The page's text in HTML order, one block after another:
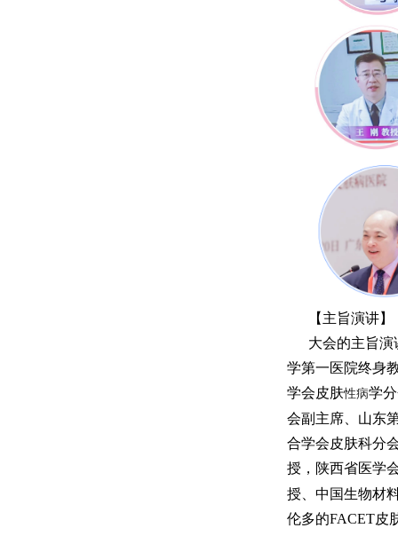
【主旨演讲】
大会的主旨
学第一医院终身
学会皮肤性病学
会副主席、山东
合学会皮肤科分
授，陕西省医学
授、中国生物材
伦多的FACET皮